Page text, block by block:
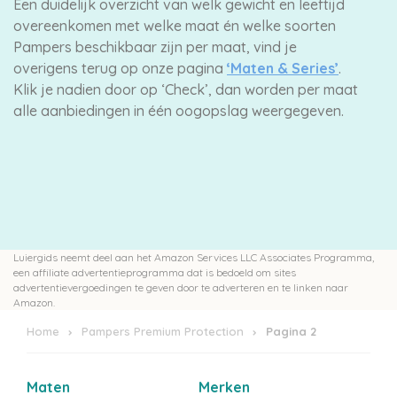
Een duidelijk overzicht van welk gewicht en leeftijd
overeenkomen met welke maat én welke soorten
Pampers beschikbaar zijn per maat, vind je
overigens terug op onze pagina ‘Maten & Series’.
Klik je nadien door op ‘Check’, dan worden per maat
alle aanbiedingen in één oogopslag weergegeven.
Luiergids neemt deel aan het Amazon Services LLC Associates Programma,
een affiliate advertentieprogramma dat is bedoeld om sites
advertentievergoedingen te geven door te adverteren en te linken naar
Amazon.
Home Pampers Premium Protection Pagina 2
Maten Merken